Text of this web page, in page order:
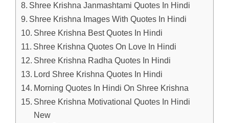
Shree Krishna Janmashtami Quotes In Hindi
Shree Krishna Images With Quotes In Hindi
Shree Krishna Best Quotes In Hindi
Shree Krishna Quotes On Love In Hindi
Shree Krishna Radha Quotes In Hindi
Lord Shree Krishna Quotes In Hindi
Morning Quotes In Hindi On Shree Krishna
Shree Krishna Motivational Quotes In Hindi
New